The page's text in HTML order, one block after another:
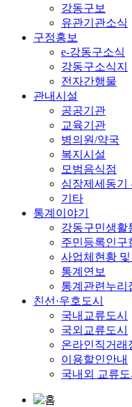
강동구보
유관기관소식
구정홍보
e-강동구소식
강동구소식지
전자간행물
관내시설
공공기관
교육기관
병의원/약국
복지시설
모범음식점
심장제세동기
기타
통계이야기
강동구민생활
주민등록인구
사업체현황 및
통계연보
통계관련누리
친선·우호도시
국내교류도시
국외교류도시
온라인직거래
이용할인안내
국내외 교류